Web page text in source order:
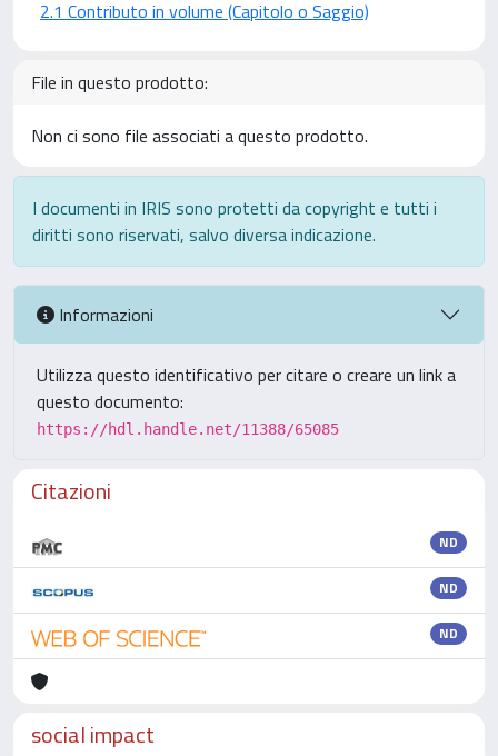
2.1 Contributo in volume (Capitolo o Saggio)
File in questo prodotto:
Non ci sono file associati a questo prodotto.
I documenti in IRIS sono protetti da copyright e tutti i
diritti sono riservati, salvo diversa indicazione.
Informazioni
Utilizza questo identificativo per citare o creare un link a
questo documento:
https://hdl.handle.net/11388/65085
Citazioni
ND
ND
ND
social impact